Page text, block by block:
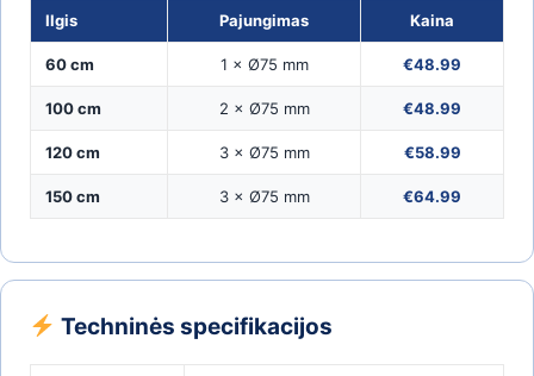
Ilgis Pajungimas Kaina
60 cm 1 × Ø75 mm €48.99
100 cm 2 × Ø75 mm €48.99
120 cm 3 × Ø75 mm €58.99
150 cm 3 × Ø75 mm €64.99
Techninės specifikacijos